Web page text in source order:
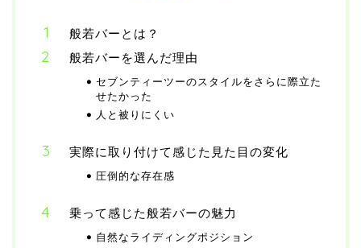
般若バーとは？
般若バーを選んだ理由
セブンティーツーのスタイルをさらに際立た
せたかった
人と被りにくい
実際に取り付けて感じた見た目の変化
圧倒的な存在感
乗って感じた般若バーの魅力
自然なライディングポジション